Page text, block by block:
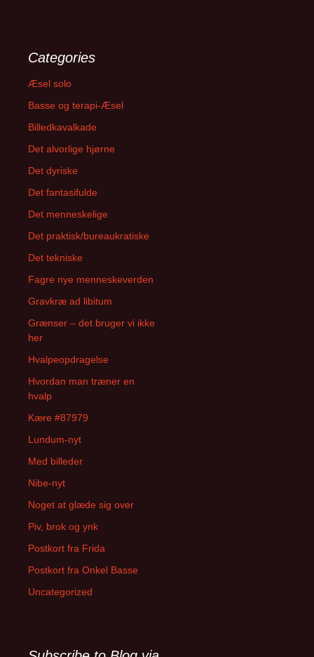
Categories
Æsel solo
Basse og terapi-Æsel
Billedkavalkade
Det alvorlige hjørne
Det dyriske
Det fantasifulde
Det menneskelige
Det praktisk/bureaukratiske
Det tekniske
Fagre nye menneskeverden
Gravkræ ad libitum
Grænser – det bruger vi ikke
her
Hvalpeopdragelse
Hvordan man træner en
hvalp
Kære #87979
Lundum-nyt
Med billeder
Nibe-nyt
Noget at glæde sig over
Piv, brok og ynk
Postkort fra Frida
Postkort fra Onkel Basse
Uncategorized